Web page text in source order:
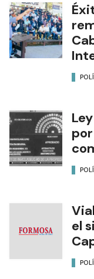
el